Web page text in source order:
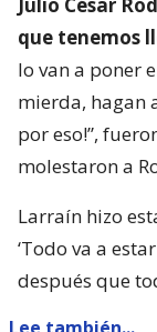
Julio César
que tenemos
lo van a poner
mierda, hagan
por eso!”,
molestaron a
Larraín hizo
‘Todo va a
después que